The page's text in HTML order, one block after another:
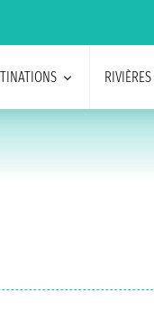
RIVIÈRES